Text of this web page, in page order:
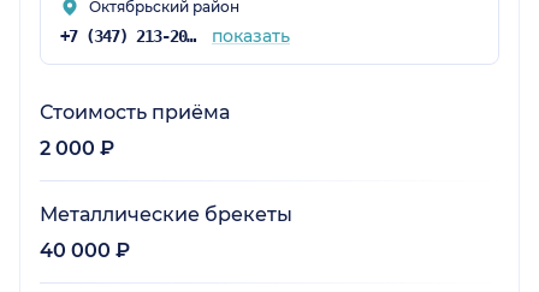
Октябрьский район
+7 (347) 213-20-61 показать
Стоимость приёма
2 000 ₽
Металлические брекеты
40 000 ₽